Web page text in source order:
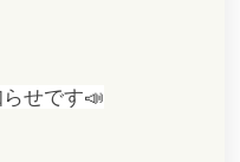
せです📣